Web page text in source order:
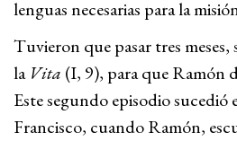
lenguas necesarias para la
Tuvieron que pasar tres meses,
la Vita (I, 9), para que Ramón
Este segundo episodio sucedió
Francisco, cuando Ramón,